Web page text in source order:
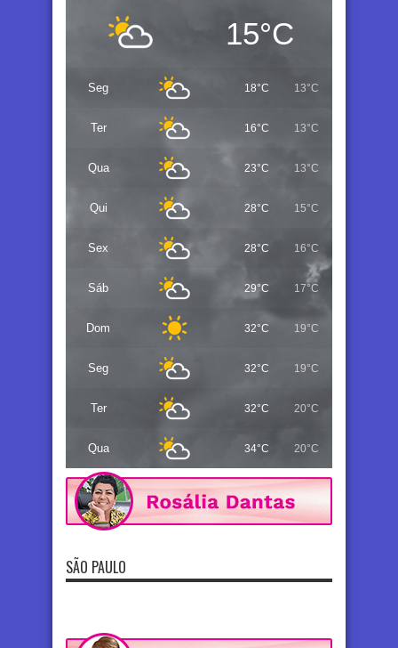
15°C
Seg 18°C 13°C
Ter 16°C 13°C
Qua 23°C 13°C
Qui 28°C 15°C
Sex 28°C 16°C
Sáb 29°C 17°C
Dom 32°C 19°C
Seg 32°C 19°C
Ter 32°C 20°C
Qua 34°C 20°C
SÃO PAULO